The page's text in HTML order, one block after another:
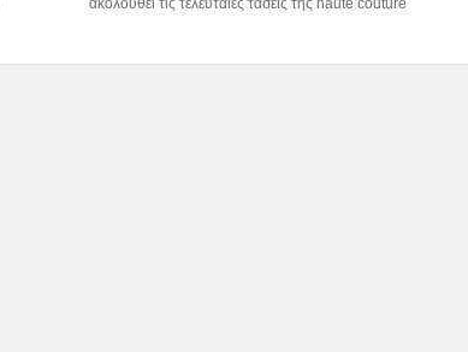
ακολουθεί τις τελευταίες τάσεις της haute couture